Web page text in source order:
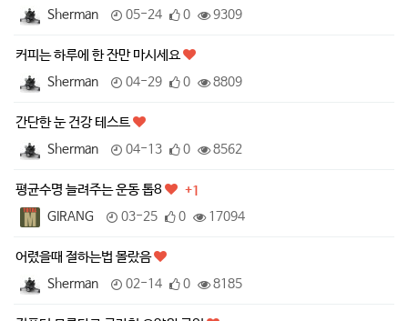
Sherman 05-24 0 9309
커피는 하루에 한 잔만 마시세요
Sherman 04-29 0 8809
간단한 눈 건강 테스트
Sherman 04-13 0 8562
평균수명 늘려주는 운동 톱8
+1
GIRANG
03-25 0 17094
어렸을때 절하는법 몰랐음
Sherman 02-14 0 8185